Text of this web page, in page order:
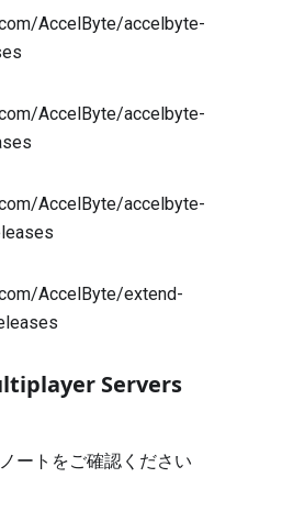
AccelByte/accelbyte-
AccelByte/accelbyte-
AccelByte/accelbyte-
AccelByte/extend-
Servers
ート をご確認ください